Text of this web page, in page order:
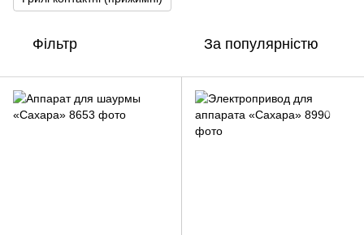
Фільтр За популярністю